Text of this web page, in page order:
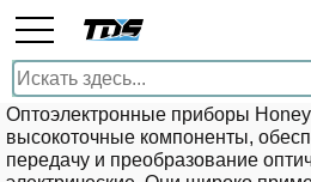
Оптоэлектронные приборы
высокоточные компоненты,
передачу и преобразование